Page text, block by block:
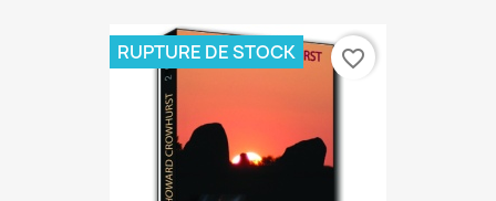
RUPTURE DE STOCK favorite_border